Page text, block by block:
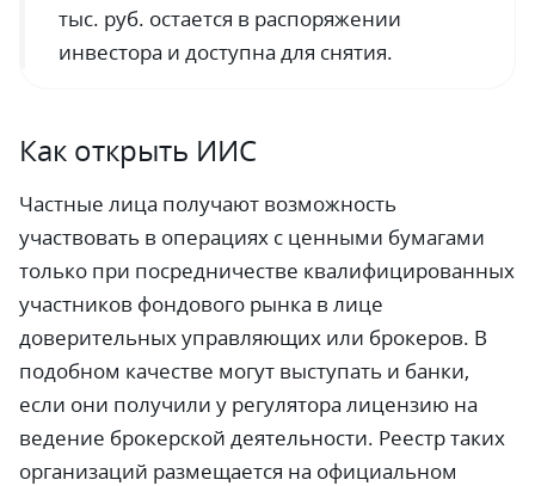
тыс. руб. остается в распоряжении
инвестора и доступна для снятия.
Как открыть ИИС
Частные лица получают возможность
участвовать в операциях с ценными бумагами
только при посредничестве квалифицированных
участников фондового рынка в лице
доверительных управляющих или брокеров. В
подобном качестве могут выступать и банки,
если они получили у регулятора лицензию на
ведение брокерской деятельности. Реестр таких
организаций размещается на официальном